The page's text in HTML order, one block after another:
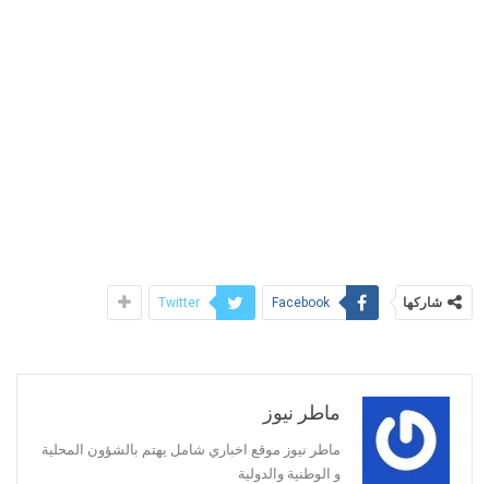
شاركها Facebook
Twitter
ماطر نيوز
ماطر نيوز موقع اخباري شامل يهتم بالشؤون المحلية
و الوطنية والدولية